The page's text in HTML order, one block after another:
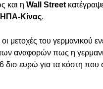
και η Wall Street
Κίνας.
μετοχές του γερμανικού
αναφορών πως η
δισ ευρώ για τα κόστη που